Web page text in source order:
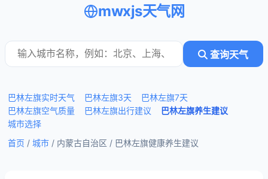
mwxjs天气网
查询天气
巴林左旗实时天气 巴林左旗3天
巴林左旗7天
巴林左旗空气质量
巴林左旗出行建议
巴林左旗养生建议
城市选择
首页 / 城市 / 内蒙古自治区 / 巴林左旗健康养生建议